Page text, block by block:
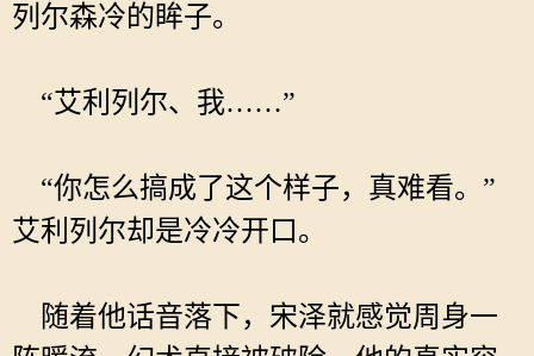
列尔森冷的眸子。
“艾利列尔、我……”
“你怎么搞成了这个样子，真难看。”
艾利列尔却是冷冷开口。
随着他话音落下，宋泽就感觉周身一